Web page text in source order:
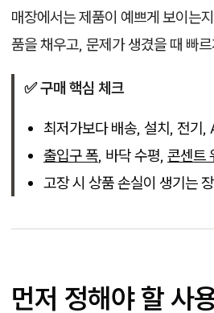
매장에서는 제품이 예쁘게 보이는
품을 채우고, 문제가 생겼을 때 빠
✅ 구매 핵심 체크
최저가보다 배송, 설치, 전기,
출입구 폭, 바닥 수평, 콘센트
고장 시 상품 손실이 생기는
먼저 정해야 할 사